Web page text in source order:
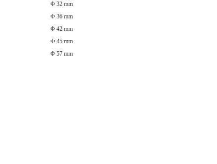
Φ 32 mm
Φ 36 mm
Φ 42 mm
Φ 45 mm
Φ 57 mm